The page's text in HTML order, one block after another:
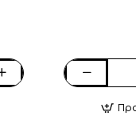
Adam's
Παιδικές